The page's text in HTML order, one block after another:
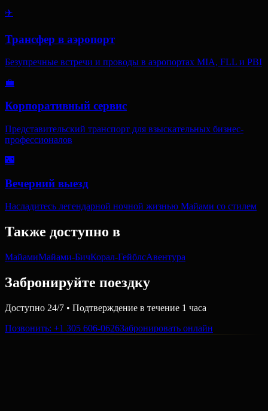
✈️
Трансфер в аэропорт
Безупречные встречи и проводы в аэропортах MIA, FLL и PBI
💼
Корпоративный сервис
Представительский транспорт для взыскательных бизнес-
профессионалов
🌃
Вечерний выезд
Насладитесь легендарной ночной жизнью Майами со стилем
Также доступно в
МайамиМайами-БичКорал-ГейблсАвентура
Забронируйте поездку
Доступно 24/7 • Подтверждение в течение 1 часа
Позвонить: +1 305 606-0626Забронировать онлайн